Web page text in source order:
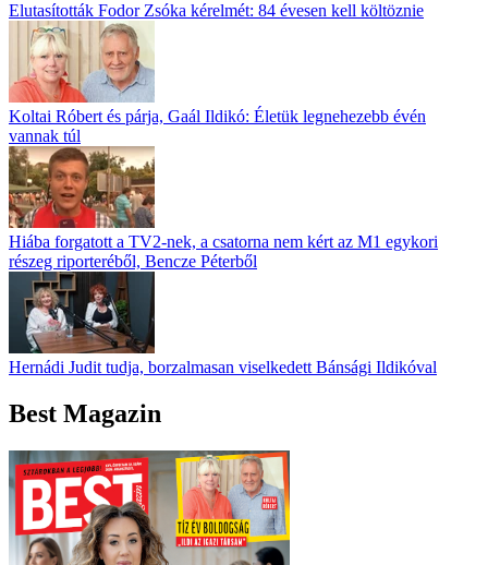
Elutasították Fodor Zsóka kérelmét: 84 évesen kell költöznie
Koltai Róbert és párja, Gaál Ildikó: Életük legnehezebb évén
vannak túl
Hiába forgatott a TV2-nek, a csatorna nem kért az M1 egykori
részeg riporteréből, Bencze Péterből
Hernádi Judit tudja, borzalmasan viselkedett Bánsági Ildikóval
Best Magazin